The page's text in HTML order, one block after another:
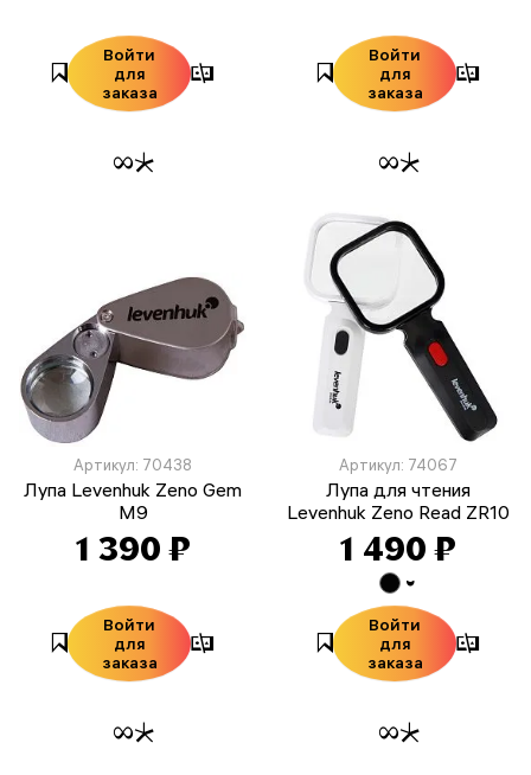
Войти
для
заказа
Войти
для
заказа
Артикул: 70438
Лупа Levenhuk Zeno Gem
M9
1 390 ₽
Войти
для
заказа
Артикул: 74067
Лупа для чтения
Levenhuk Zeno Read ZR10
1 490 ₽
Войти
для
заказа